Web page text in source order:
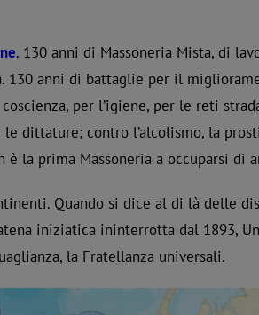
. 130 anni di Massoneria Mista, di
130 anni di battaglie per il
per l’igiene, per le reti
dittature; contro l’alcolismo, la
la prima Massoneria a occuparsi di
Quando si dice al di là delle
iniziatica ininterrotta dal 1893,
la Fratellanza universali.